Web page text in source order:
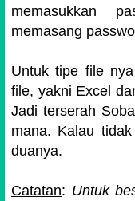
memasukkan
memasang
Untuk tipe file
file, yakni Excel
Jadi terserah
mana. Kalau
duanya.
Catatan: Untuk